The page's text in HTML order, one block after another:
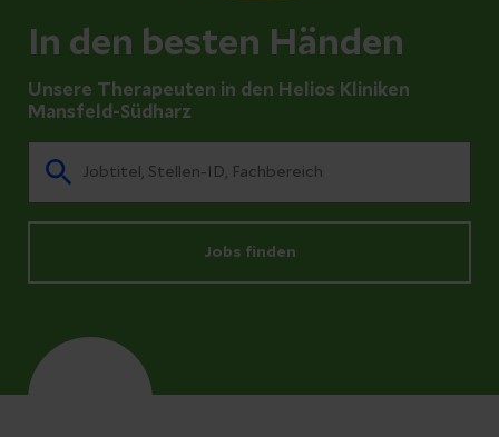
In den besten Händen
Unsere Therapeuten in den Helios Kliniken
Mansfeld-Südharz
Jobs finden